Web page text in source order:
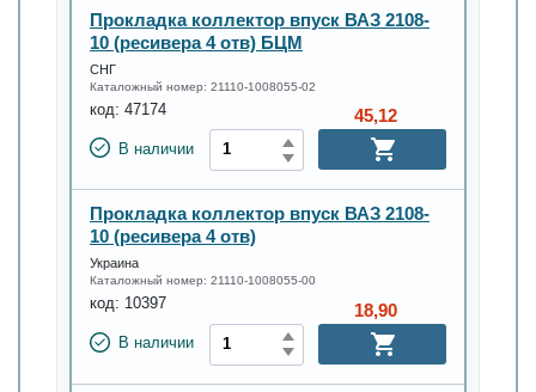
Прокладка коллектор впуск ВАЗ 2108-
10 (ресивера 4 отв) БЦМ
СНГ
Каталожный номер: 21110-1008055-02
код: 47174
В наличии
45,12
Прокладка коллектор впуск ВАЗ 2108-
10 (ресивера 4 отв)
Украина
Каталожный номер: 21110-1008055-00
код: 10397
В наличии
18,90